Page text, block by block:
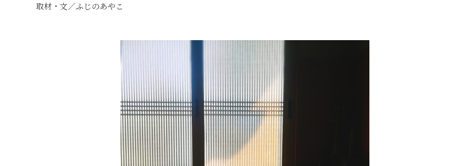
取材・文／ふじのあやこ